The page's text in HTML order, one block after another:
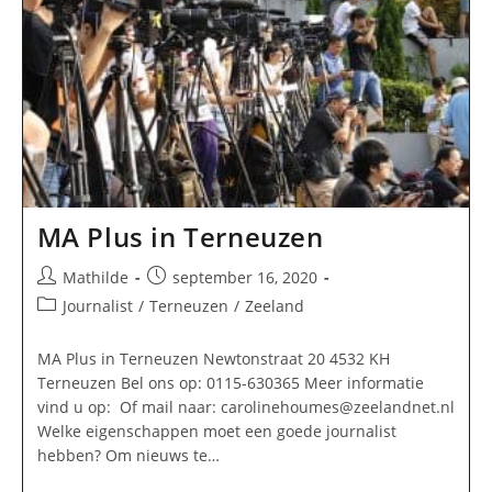
MA Plus in Terneuzen
Bericht
auteur:
Mathilde
Bericht
gepubliceerd
september 16, 2020
Berichtcategorie:
Journalist / Terneuzen / Zeeland
MA Plus in Terneuzen Newtonstraat 20 4532 KH
Terneuzen Bel ons op: 0115-630365 Meer informatie
vind u op: Of mail naar: carolinehoumes@zeelandnet.nl
Welke eigenschappen moet een goede journalist
hebben? Om nieuws te…